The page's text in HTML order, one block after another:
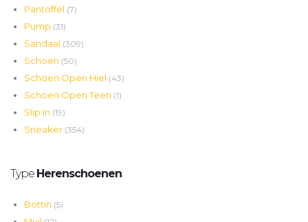
Pantoffel (7)
Pump (31)
Sandaal (309)
Schoen (50)
Schoen Open Hiel (43)
Schoen Open Teen (1)
Slip In (19)
Sneaker (354)
Type Herenschoenen
Bottin (5)